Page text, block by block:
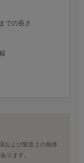
での長さ
および製造上の個体
ります。